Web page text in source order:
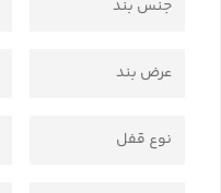
جنس بند
عرض بند
نوع قفل